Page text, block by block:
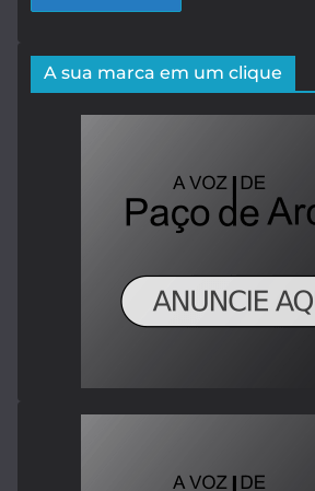
A sua marca em um clique